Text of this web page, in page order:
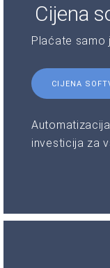
Cijena
Plaćate samo
CIJENA
investicija za